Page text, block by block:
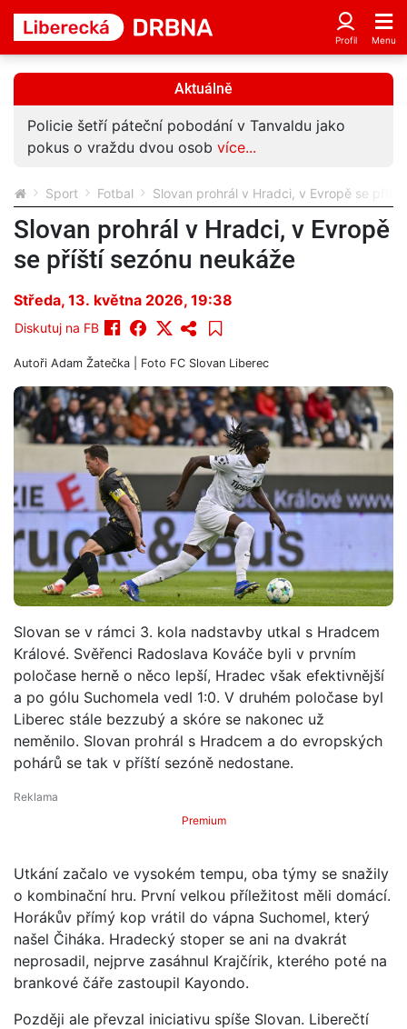
Aktuálně
Policie šetří páteční pobodání v Tanvaldu jako
pokus o vraždu dvou osob více...
Sport Fotbal Slovan prohrál v Hradci, v Evropě se příští
Slovan prohrál v Hradci, v Evropě
se příští sezónu neukáže
Středa, 13. května 2026, 19:38
Diskutuj na FB
Autoři Adam Žatečka | Foto FC Slovan Liberec
Slovan se v rámci 3. kola nadstavby utkal s Hradcem
Králové. Svěřenci Radoslava Kováče byli v prvním
poločase herně o něco lepší, Hradec však efektivnější
a po gólu Suchomela vedl 1:0. V druhém poločase byl
Liberec stále bezzubý a skóre se nakonec už
neměnilo. Slovan prohrál s Hradcem a do evropských
pohárů se tak v příští sezóně nedostane.
Premium
Utkání začalo ve vysokém tempu, oba týmy se snažily
o kombinační hru. První velkou příležitost měli domácí.
Horákův přímý kop vrátil do vápna Suchomel, který
našel Čiháka. Hradecký stoper se ani na dvakrát
neprosadil, nejprve zasáhnul Krajčírik, kterého poté na
brankové čáře zastoupil Kayondo.
Později ale převzal iniciativu spíše Slovan. Liberečtí